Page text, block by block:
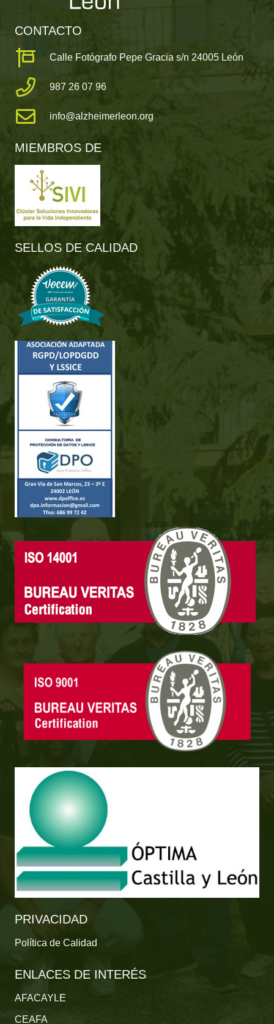
CONTACTO
Calle Fotógrafo Pepe Gracia s/n 24005 León
987 26 07 96
info@alzheimerleon.org
MIEMBROS DE
SELLOS DE CALIDAD
PRIVACIDAD
Política de Calidad
ENLACES DE INTERÉS
AFACAYLE
CEAFA